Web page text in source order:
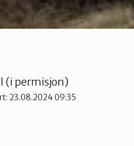
(i permisjon)
23.08.2024 09:35